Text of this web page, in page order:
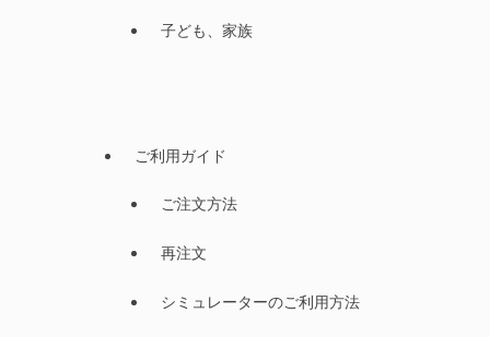
子ども、家族
ご利用ガイド
ご注文方法
再注文
シミュレーターのご利用方法